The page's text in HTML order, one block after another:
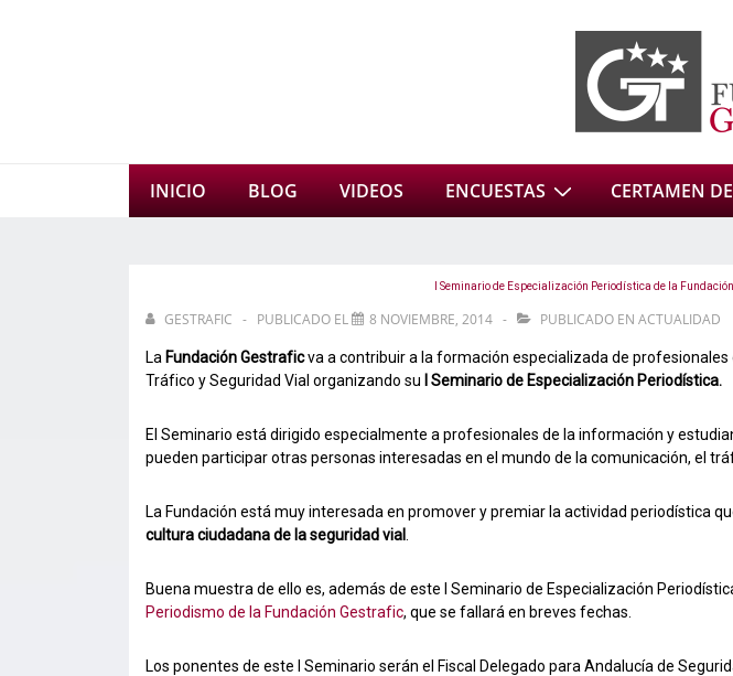
INICIO BLOG VIDEOS ENCUESTAS CERTAMEN
I Seminario de Especialización Periodística de la
GESTRAFIC PUBLICADO EL 8 NOVIEMBRE, 2014 PUBLICADO EN ACTUALIDAD
La Fundación Gestraficva a contribuir a la formación especializada de
Tráfico y Seguridad Vial organizando su
I Seminario de Especialización Periodística.
El Seminario está dirigido especialmente a profesionales de la información y
pueden participar otras personas interesadas en el mundo de la comunicación, el
La Fundación está muy interesada en promover y premiar la actividad periodística
cultura ciudadana de la seguridad vial
Buena muestra de ello es, además de este I Seminario de Especialización
Periodismo de la Fundación Gestrafic, que se fallará en breves fechas.
Los ponentes de este I Seminario serán el Fiscal Delegado para Andalucía de